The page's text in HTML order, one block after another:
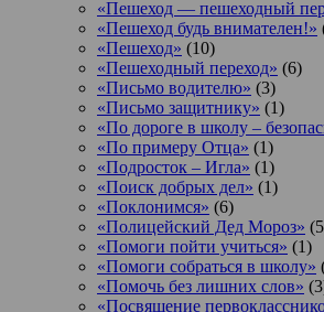
«Пешеход — пешеходный
«Пешеход будь внимателен!»
«Пешеход» (10)
«Пешеходный переход» (6)
«Письмо водителю» (3)
«Письмо защитнику» (1)
«По дороге в школу –
«По примеру Отца» (1)
«Подросток ‒ Игла» (1)
«Поиск добрых дел» (1)
«Поклонимся» (6)
«Полицейский Дед Мороз»
«Помоги пойти учиться» (1)
«Помоги собраться в школу»
«Помочь без лишних слов»
«Посвящение